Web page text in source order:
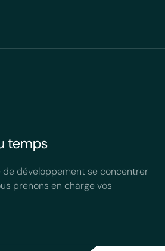
temps
de développement se concentrer
prenons en charge vos